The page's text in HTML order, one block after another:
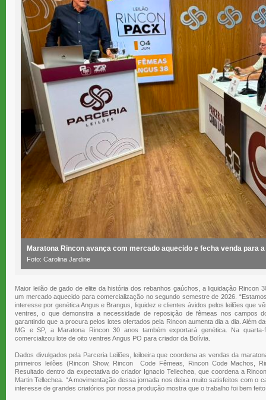
Maratona Rincon avança com mercado aquecido e fecha venda para
Foto: Carolina Jardine
Maior leilão de gado de elite da história dos rebanhos gaúchos, a liquidação Rincon
um mercado aquecido para comercialização no segundo semestre de 2026.
interesse por genética Angus e Brangus, liquidez e clientes ávidos pelos leilões que
ventres, o que demonstra a necessidade de reposição de fêmeas nos campos
garantindo que a procura pelos lotes ofertados pela Rincon aumenta dia a dia. Além
MG e SP, a Maratona Rincon 30 anos também exportará genética. Na
comercializou lote de oito ventres Angus PO para criador da Bolívia.
Dados divulgados pela Parceria Leilões, leiloeira que coordena as vendas da
primeiros leilões (Rincon Show, Rincon Code Fêmeas, Rincon Code Machos,
Resultado dentro da expectativa do criador Ignacio Tellechea, que coordena a
Martin Tellechea. “A movimentação dessa jornada nos deixa muito satisfeitos com o
interesse de grandes criatórios por nossa produção mostra que o trabalho foi bem